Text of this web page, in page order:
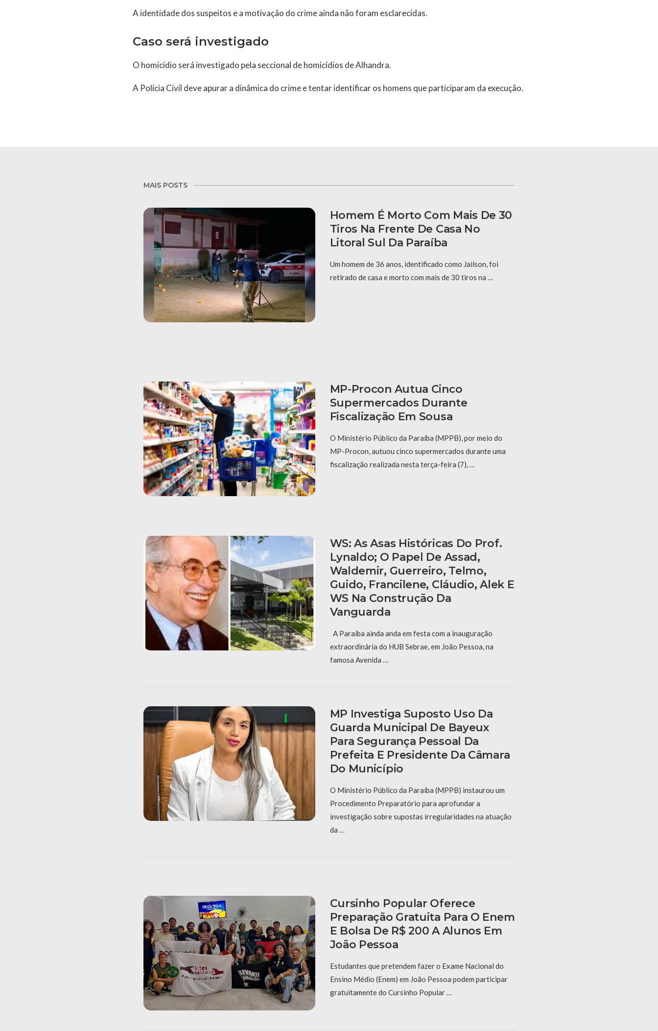
A identidade dos suspeitos e a motivação do crime ainda não foram esclarecidas.
Caso será investigado
O homicídio será investigado pela seccional de homicídios de Alhandra.
A Polícia Civil deve apurar a dinâmica do crime e tentar identificar os homens que participaram da execução.
MAIS POSTS
Homem É Morto Com Mais De 30
Tiros Na Frente De Casa No
Litoral Sul Da Paraíba
Um homem de 36 anos, identificado como Jailson, foi
retirado de casa e morto com mais de 30 tiros na …
MP-Procon Autua Cinco
Supermercados Durante
Fiscalização Em Sousa
O Ministério Público da Paraíba (MPPB), por meio do
MP-Procon, autuou cinco supermercados durante uma
fiscalização realizada nesta terça-feira (7), …
WS: As Asas Históricas Do Prof.
Lynaldo; O Papel De Assad,
Waldemir, Guerreiro, Telmo,
Guido, Francilene, Cláudio, Alek E
WS Na Construção Da
Vanguarda
A Paraíba ainda anda em festa com a inauguração
extraordinária do HUB Sebrae, em João Pessoa, na
famosa Avenida …
MP Investiga Suposto Uso Da
Guarda Municipal De Bayeux
Para Segurança Pessoal Da
Prefeita E Presidente Da Câmara
Do Município
O Ministério Público da Paraíba (MPPB) instaurou um
Procedimento Preparatório para aprofundar a
investigação sobre supostas irregularidades na atuação
da …
Cursinho Popular Oferece
Preparação Gratuita Para O Enem
E Bolsa De R$ 200 A Alunos Em
João Pessoa
Estudantes que pretendem fazer o Exame Nacional do
Ensino Médio (Enem) em João Pessoa podem participar
gratuitamente do Cursinho Popular …